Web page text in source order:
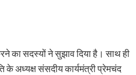
का सदस्यों ने सुझाव दिया है। साथ ही
के अध्यक्ष संसदीय कार्यमंत्री प्रेमचंद